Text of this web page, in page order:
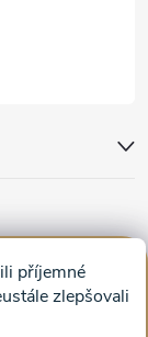
příjemné
zlepšovali